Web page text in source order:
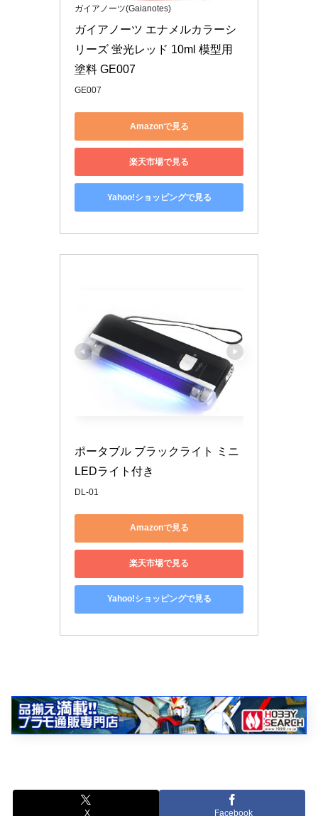
ガイアノーツ(Gaianotes)
ガイアノーツ エナメルカラーシ
リーズ 蛍光レッド 10ml 模型用
塗料 GE007
GE007
Amazonで見る
楽天市場で見る
Yahoo!ショッピングで見る
ポータブル ブラックライト ミニ
LEDライト付き
DL-01
Amazonで見る
楽天市場で見る
Yahoo!ショッピングで見る
X Facebook